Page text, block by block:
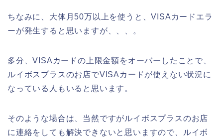
ちなみに、大体月50万以上を使うと、VISAカードエラ
ーが発生すると思いますが、、、。
多分、VISAカードの上限金額をオーバーしたことで、
ルイボスプラスのお店でVISAカードが使えない状況に
なっている人もいると思います。
そのような場合は、当然ですがルイボスプラスのお店
に連絡をしても解決できないと思いますので、ルイボ